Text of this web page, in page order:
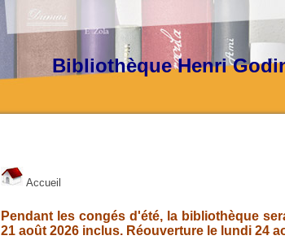
Accueil
Pendant les congés d'été, la bibliothèque
21 août 2026 inclus. Réouverture le lundi 24
Bibliothèque Henri